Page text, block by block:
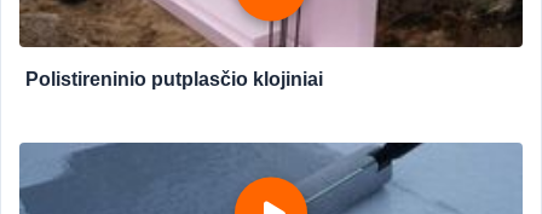
Polistireninio putplasčio klojiniai